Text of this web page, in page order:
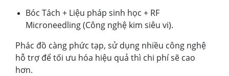
Bóc Tách + Liệu pháp sinh học + RF
Microneedling (Công nghệ kim siêu vi).
Phác đồ càng phức tạp, sử dụng nhiều công nghệ
hỗ trợ để tối ưu hóa hiệu quả thì chi phí sẽ cao
hơn.